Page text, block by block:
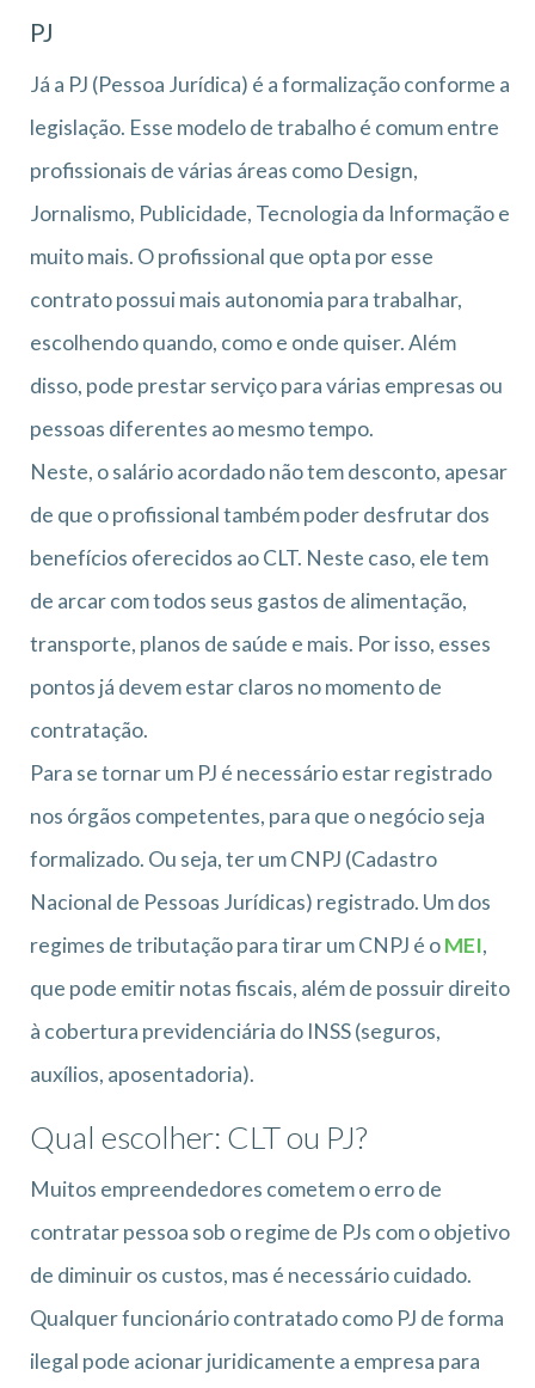
PJ
Já a PJ (Pessoa Jurídica) é a formalização conforme a
legislação. Esse modelo de trabalho é comum entre
profissionais de várias áreas como Design,
Jornalismo, Publicidade, Tecnologia da Informação e
muito mais. O profissional que opta por esse
contrato possui mais autonomia para trabalhar,
escolhendo quando, como e onde quiser. Além
disso, pode prestar serviço para várias empresas ou
pessoas diferentes ao mesmo tempo.
Neste, o salário acordado não tem desconto, apesar
de que o profissional também poder desfrutar dos
benefícios oferecidos ao CLT. Neste caso, ele tem
de arcar com todos seus gastos de alimentação,
transporte, planos de saúde e mais. Por isso, esses
pontos já devem estar claros no momento de
contratação.
Para se tornar um PJ é necessário estar registrado
nos órgãos competentes, para que o negócio seja
formalizado. Ou seja, ter um CNPJ (Cadastro
Nacional de Pessoas Jurídicas) registrado. Um dos
regimes de tributação para tirar um CNPJ é oMEI,
que pode emitir notas fiscais, além de possuir direito
à cobertura previdenciária do INSS (seguros,
auxílios, aposentadoria).
Qual escolher: CLT ou PJ?
Muitos empreendedores cometem o erro de
contratar pessoa sob o regime de PJs com o objetivo
de diminuir os custos, mas é necessário cuidado.
Qualquer funcionário contratado como PJ de forma
ilegal pode acionar juridicamente a empresa para